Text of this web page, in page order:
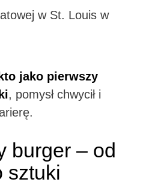
w St. Louis w
kto jako pierwszy
, pomysł chwycił i
burger – od
sztuki